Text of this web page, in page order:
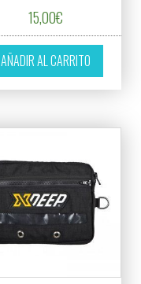
15,00€
AÑADIR AL CARRITO